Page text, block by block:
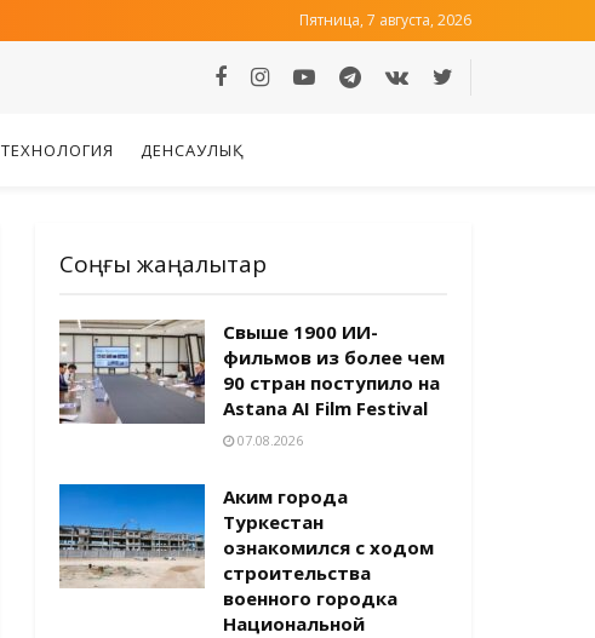
Пятница, 7 августа, 2026
ТЕХНОЛОГИЯ ДЕНСАУЛЫҚ
Соңғы жаңалықтар
Свыше 1900 ИИ-
фильмов из более чем
90 стран поступило на
Astana AI Film Festival
07.08.2026
Аким города
Туркестан
ознакомился с ходом
строительства
военного городка
Национальной